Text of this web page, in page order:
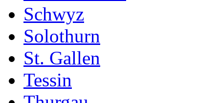
Schwyz
Solothurn
St. Gallen
Tessin